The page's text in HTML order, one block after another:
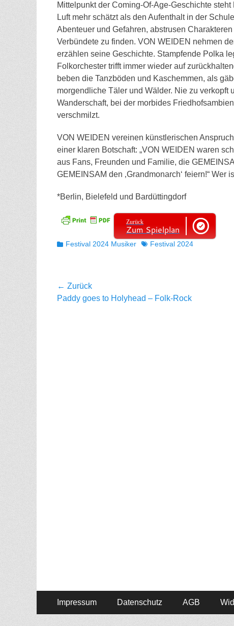
Mittelpunkt der Coming-Of-Age-Geschichte
Luft mehr schätzt als den Aufenthalt in der
Abenteuer und Gefahren, abstrusen
Verbündete zu finden. VON WEIDEN nehmen
erzählen seine Geschichte. Stampfende Polka
Folkorchester trifft immer wieder auf
beben die Tanzböden und Kaschemmen, als
morgendliche Täler und Wälder. Nie zu verkopft
Wanderschaft, bei der morbides
verschmilzt.
VON WEIDEN vereinen künstlerischen
einer klaren Botschaft: „VON WEIDEN waren
aus Fans, Freunden und Familie, die
GEMEINSAM den ‚Grandmonarch‘ feiern!“ Wer
*Berlin, Bielefeld und Bardüttingdorf
Zurück
Zum Spielplan
Kategorien
Festival 2024 Musiker TagsFestival 2024
Beitragsnavigation
← Zurück
Vorhergehender
Paddy goes to Holyhead – Folk-Rock
Menü
Fußzeile
Inhalt:
Impressum Datenschutz AGB